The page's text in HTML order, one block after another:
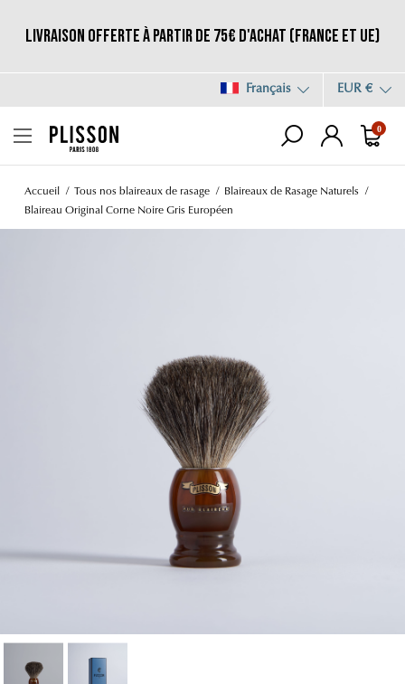
Livraison offerte à partir de 75€ d'achat (France et UE)
Français EUR €
0
Accueil Tous nos blaireaux de rasage
Blaireaux de Rasage Naturels
Blaireau Original Corne Noire Gris Européen